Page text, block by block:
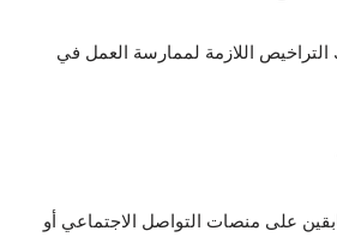
اللازمة لممارسة العمل في
على منصات التواصل الاجتماعي أو